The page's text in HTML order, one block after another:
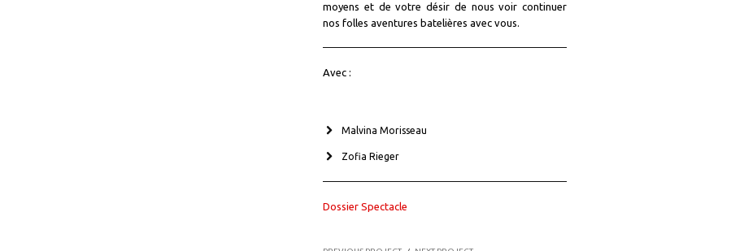
moyens et de votre désir de nous voir continuer
nos folles aventures batelières avec vous.
Avec :
Malvina Morisseau
Zofia Rieger
Dossier Spectacle